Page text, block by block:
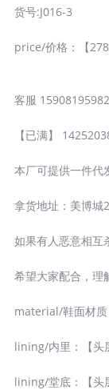
货号:J016-3
price/价格：【278
客服 15908195982
【已满】
本厂可提供一件代
拿货地址：美博城
如果有人恶意相互
希望大家配合，理
material/鞋面材质
lining/内里：【头
lining/堂底：【头